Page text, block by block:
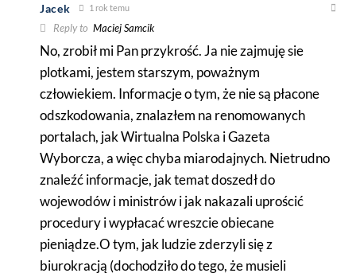
Jacek 1 rok temu
Reply to Maciej Samcik
No, zrobił mi Pan przykrość. Ja nie zajmuję sie
plotkami, jestem starszym, poważnym
człowiekiem. Informacje o tym, że nie są płacone
odszkodowania, znalazłem na renomowanych
portalach, jak Wirtualna Polska i Gazeta
Wyborcza, a więc chyba miarodajnych. Nietrudno
znaleźć informacje, jak temat doszedł do
wojewodów i ministrów i jak nakazali uprościć
procedury i wypłacać wreszcie obiecane
pieniądze.O tym, jak ludzie zderzyli się z
biurokracją (dochodziło do tego, że musieli